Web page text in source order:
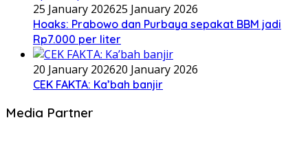
25 January 202625 January 2026
Hoaks: Prabowo dan Purbaya sepakat BBM jadi
Rp7.000 per liter
20 January 202620 January 2026
CEK FAKTA: Ka’bah banjir
Media Partner